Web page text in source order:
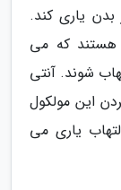
بدن یاری کند.
هستند که می
شوند. آنتی
این مولکول
یاری می